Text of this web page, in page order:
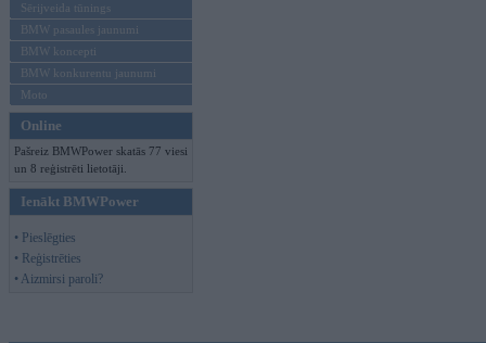
Sērijveida tūnings
BMW pasaules jaunumi
BMW koncepti
BMW konkurentu jaunumi
Moto
Online
Pašreiz BMWPower skatās 77 viesi
un 8 reģistrēti lietotāji.
Ienākt BMWPower
• Pieslēgties
• Reģistrēties
• Aizmirsi paroli?